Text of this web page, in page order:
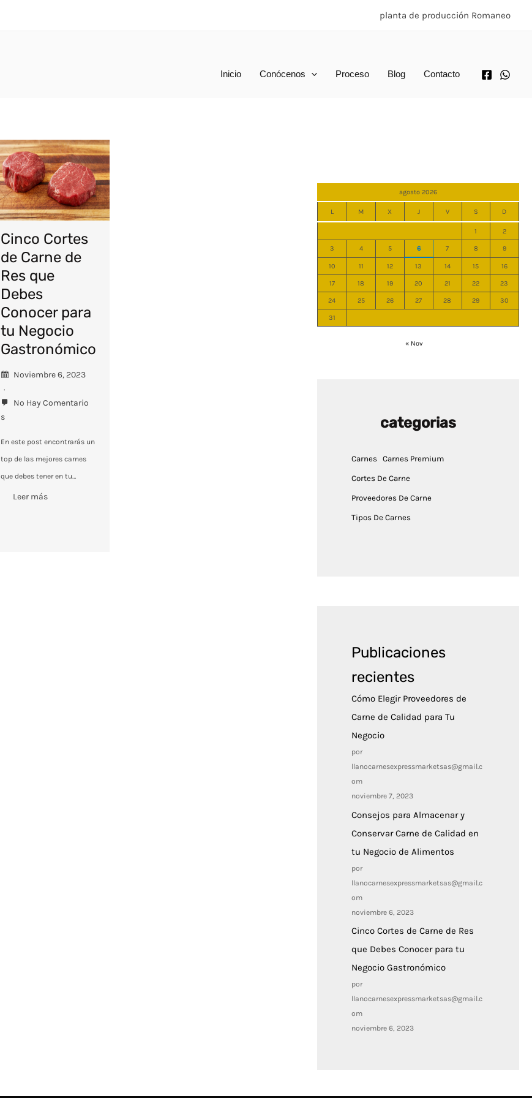
planta de producción Romaneo
Inicio Conócenos Proceso Blog Contacto
Cinco Cortes
de Carne de
Res que
Debes
Conocer para
tu Negocio
Gastronómico
Noviembre 6, 2023
No Hay Comentario
S
En este post encontrarás un
top de las mejores carnes
que debes tener en tu…
Leer más
agosto 2026
L M X J V S D
1 2
3 4 5 6 7 8 9
10 11 12 13 14 15 16
17 18 19 20 21 22 23
24 25 26 27 28 29 30
31
« Nov
categorias
Carnes Carnes Premium
Cortes De Carne
Proveedores De Carne
Tipos De Carnes
Publicaciones
recientes
Cómo Elegir Proveedores de
Carne de Calidad para Tu
Negocio
por
llanocarnesexpressmarketsas@gmail.c
om
noviembre 7, 2023
Consejos para Almacenar y
Conservar Carne de Calidad en
tu Negocio de Alimentos
por
llanocarnesexpressmarketsas@gmail.c
om
noviembre 6, 2023
Cinco Cortes de Carne de Res
que Debes Conocer para tu
Negocio Gastronómico
por
llanocarnesexpressmarketsas@gmail.c
om
noviembre 6, 2023